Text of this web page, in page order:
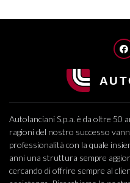
Autolanciani S.p.a. è da oltre 50
ragioni del nostro successo
professionalità con la quale
anni una struttura sempre
cercando di offrire sempre al